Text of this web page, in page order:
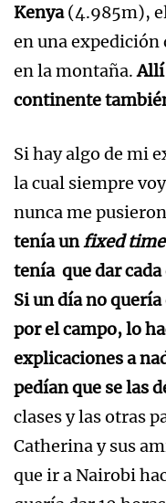
Kenya(4.985m),
en una expedición
en la montaña.Allí
continente
Si hay algo de mi
la cual siempre
nunca me
tenía unfixed
tenía que dar
Si un día no
por el campo, lo
explicaciones a
pedían que se las
clases y las otras
Catherina y sus
que ir a Nairobi